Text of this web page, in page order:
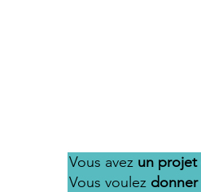
Vous avez un projet
Vous voulez donner